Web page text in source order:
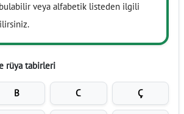
veya alfabetik listeden ilgili
rüya tabirleri
B C Ç